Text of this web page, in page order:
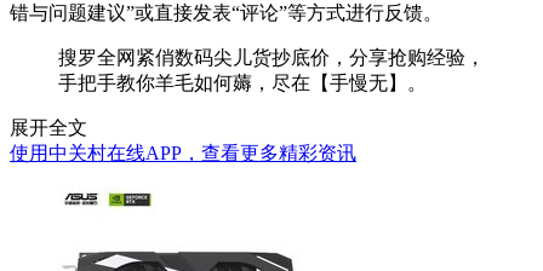
错与问题建议”或直接发表“评论”等方式进行反馈。
搜罗全网紧俏数码尖儿货抄底价，分享抢购经验，
手把手教你羊毛如何薅，尽在【手慢无】。
展开全文
使用中关村在线APP，查看更多精彩资讯